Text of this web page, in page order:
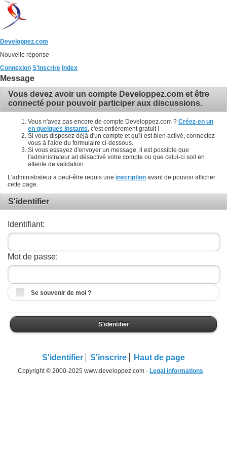
Developpez.com
Nouvelle réponse
Connexion S'inscrire Index
Message
Vous devez avoir un compte Developpez.com et être
connecté pour pouvoir participer aux discussions.
Vous n'avez pas encore de compte Developpez.com ? Créez-en un
en quelques instants , c'est entièrement gratuit !
Si vous disposez déjà d'un compte et qu'il est bien activé, connectez-
vous à l'aide du formulaire ci-dessous.
Si vous essayez d'envoyer un message, il est possible que
l'administrateur ait désactivé votre compte ou que celui-ci soit en
attente de validation.
L'administrateur a peut-être requis une inscription avant de pouvoir afficher
cette page.
S'identifier
Identifiant:
Mot de passe:
Se souvenir de moi ?
S'identifier
S'identifier S'inscrire Haut de page
Copyright © 2000-2025 www.developpez.com - Legal informations